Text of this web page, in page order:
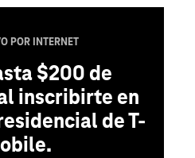
POR INTERNET
$200 de
inscribirte en
de T-